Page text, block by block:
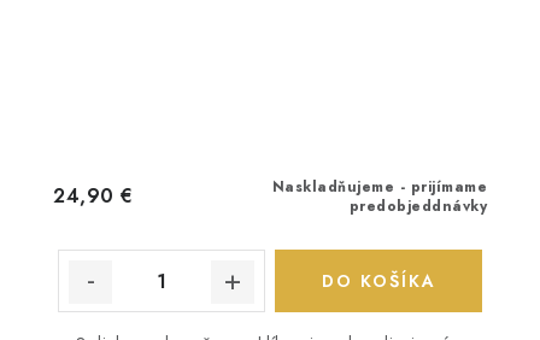
Naskladňujeme - prijímame
predobjeddnávky
24,90 €
DO KOŠÍKA